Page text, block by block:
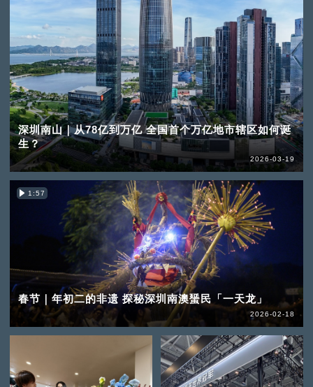
深圳南山｜从78亿到万亿 全国首个万亿地市辖区如何诞
生？
2026-03-19
1:57
春节｜年初二的非遗 探秘深圳南澳蜑民「一天龙」
2026-02-18